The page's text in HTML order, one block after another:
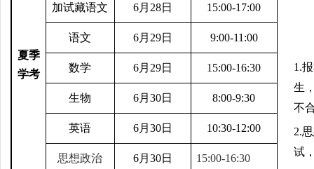
夏季
学考
加试藏语文 6月28日 15:00-17:00
1.
生
不
2.
试
语文 6月29日 9:00-11:00
数学 6月29日 15:00-16:30
生物 6月30日 8:00-9:30
英语 6月30日 10:30-12:00
思想政治 6月30日 15:00-16:30